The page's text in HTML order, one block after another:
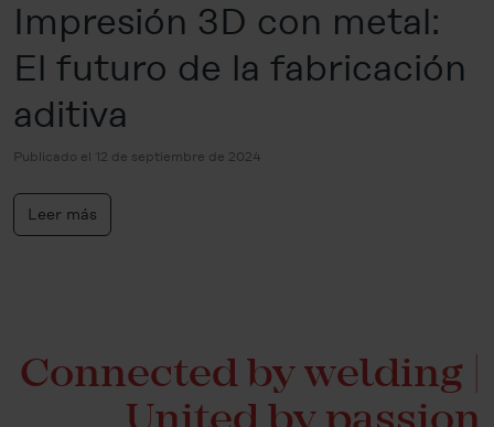
Impresión 3D con metal:
El futuro de la fabricación
aditiva
Publicado el 12 de septiembre de 2024
Leer más
Connected by welding |